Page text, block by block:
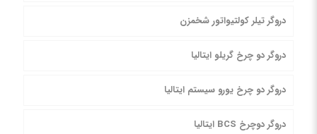
دروگر تیلر کولتیواتور شخمزن
دروگر دو چرخ گریلو ایتالیا
دروگر دو چرخ یورو سیستم ایتالیا
دروگر دوچرخ BCS ایتالیا